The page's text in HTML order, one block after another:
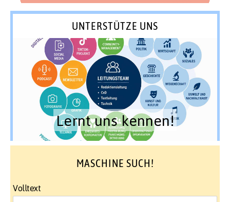
UNTERSTÜTZE UNS
Lernt uns kennen!
MASCHINE SUCH!
Volltext